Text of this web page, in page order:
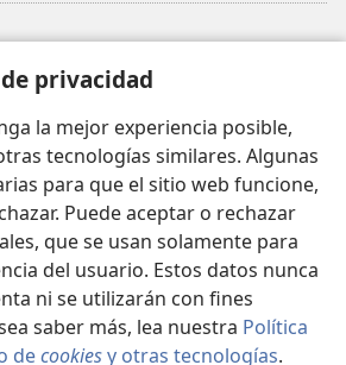
privacidad
la mejor experiencia posible,
tecnologías similares. Algunas
para que el sitio web funcione,
Puede aceptar o rechazar
que se usan solamente para
del usuario. Estos datos nunca
ni se utilizarán con fines
saber más, lea nuestra Política
decookiesy otras tecnologías.
Watchtower™